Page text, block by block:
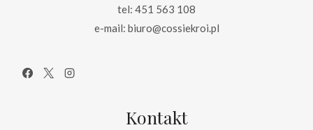
tel: 451 563 108
e-mail: biuro@cossiekroi.pl
Kontakt